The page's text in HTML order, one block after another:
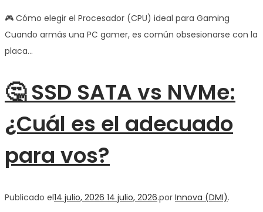
🎮 Cómo elegir el Procesador (CPU) ideal para Gaming
Cuando armás una PC gamer, es común obsesionarse con la
placa…
🤔 SSD SATA vs NVMe:
¿Cuál es el adecuado
para vos?
Publicado el14 julio, 2026 14 julio, 2026.por Innova (DMI).